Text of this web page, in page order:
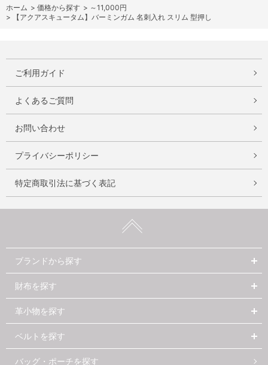
ホーム > 価格から探す > ～11,000円
>
【アクアスキュータム】バーミンガム 名刺入れ スリム 型押し
ご利用ガイド
よくあるご質問
お問い合わせ
プライバシーポリシー
特定商取引法に基づく表記
ブランドから探す
財布を探す
革小物を探す
ベルトを探す
バッグ・ポーチを探す